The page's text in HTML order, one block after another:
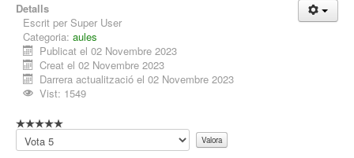
Detalls
Escrit per Super User
Categoria: aules
Publicat el 02 Novembre 2023
Creat el 02 Novembre 2023
Darrera actualització el 02 Novembre 2023
Vist: 1549
Ràtio:0/5
Si
us